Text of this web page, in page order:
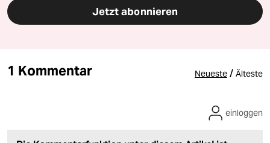
Jetzt abonnieren
1 Kommentar Neueste / Älteste
einloggen